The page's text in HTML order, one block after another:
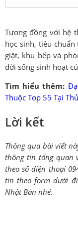
Tương đồng với hệ
học sinh, tiêu
giặt, khu bếp và
đời sống sinh hoạt
Tìm hiểu thêm:
Thuộc Top 55 Tại
Lời kết
Thông qua bài viết
thông tin tổng quan
theo số điện thoại
tin theo form dưới
Nhật Bản nhé.